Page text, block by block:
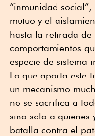
“inmunidad
mutuo y el
hasta la retirada de
comportamientos
especie de sistema
Lo que aporta este
un mecanismo
no se sacrifica a
sino solo a quienes
batalla contra el